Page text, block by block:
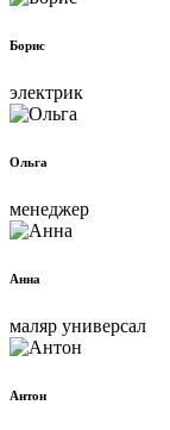
Борис
электрик
Ольга
менеджер
Анна
маляр универсал
Антон